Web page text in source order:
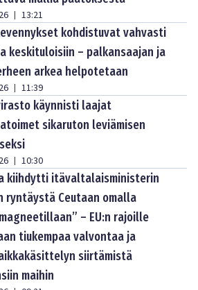
| 13:21
kohdistuvat vahvasti
keskituloisiin – palkansaajan ja
arkea helpotetaan
| 11:39
käynnisti laajat
sikaruton leviämisen
| 10:30
kiihdytti itävaltalaisministerin
ryntäystä Ceutaan omalla
– EU:n rajoille
tiukempaa valvontaa ja
siirtämistä
maihin